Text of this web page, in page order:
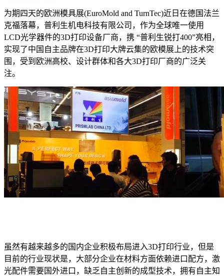
为期四天的欧洲模具展(EuroMold and TurnTec)近日在德国法兰
克福落幕，普利生机电科技有限公司，作为全球唯一使用
LCD光学器件的3D打印设备厂商，携 “普利生锐打400”亮相，
实现了中国自主品牌在3D打印大牌云集的欧模展上的技术突
围，受到欧洲高校、设计群体和各大3D打印厂商的广泛关
注。
虽然有越来越多的国内企业积极布局进入3D打印行业，但是
目前的行业现状是，大部分企业在材料方面依赖进口配方，激
光配件需要国外进口，缺乏自主创新的成型技术，拥有自主知